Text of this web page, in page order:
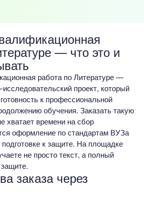
— что это и
работа по Литературе —
исследовательский проект, который
к профессиональной
обучения. Заказать такую
хватает времени на сбор
оформление по стандартам ВУЗа
к защите. На площадке
не просто текст, а полный
заказа через